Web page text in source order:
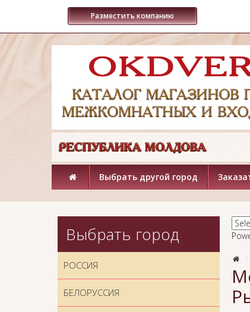
Разместить компанию
Выбрать другой город
Выбрать город
РОССИЯ
БЕЛОРУССИЯ